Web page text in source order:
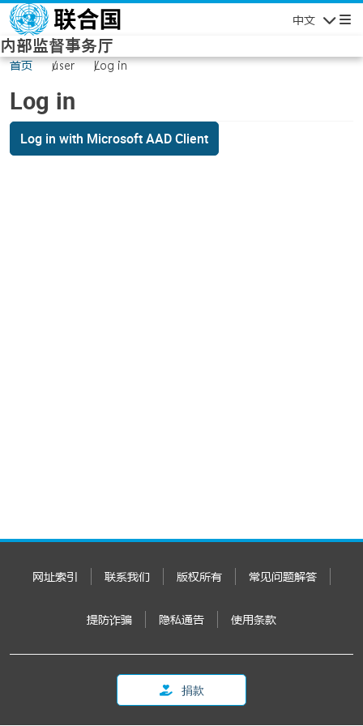
Skip to main content
中文
内部监督事务厅
首页 user Log in
Log in
Log in with Microsoft AAD Client
网址索引 联系我们 版权所有 常见问题解答
提防诈骗 隐私通告 使用条款
捐款